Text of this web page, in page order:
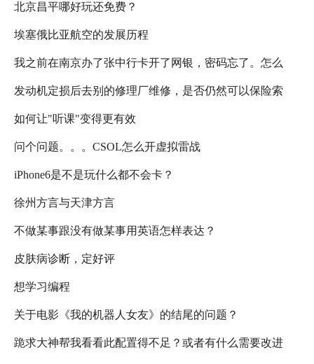
戏多，价格2500-3000*。望大家推荐几套过
北京昌平哪好玩还免费？
埃塞俄比亚航空的发展历程
我之前在南京办了张中行卡开了网银，密码忘了。怎么
办？
发动机定损后去别的修理厂维修，是否仍然可以保险索
赔？
如何让"听课"变得更有效
问个问题。。。CSOL怎么开虚拟雷战
iPhone6是不是玩什么都不会卡？
徐州方言与天津方言
不做某事跟没有做某事用英语怎样表达？
皮肤病诊断，定好评
想学习编程
关于电影《我的机器人女友》的结尾的问题？
跪求大神帮我看看此配置得不足？或者有什么需要改进